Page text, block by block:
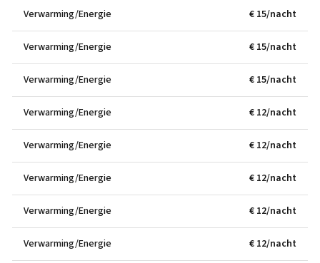
Verwarming/Energie € 15/nacht
Verwarming/Energie € 15/nacht
Verwarming/Energie € 15/nacht
Verwarming/Energie € 12/nacht
Verwarming/Energie € 12/nacht
Verwarming/Energie € 12/nacht
Verwarming/Energie € 12/nacht
Verwarming/Energie € 12/nacht